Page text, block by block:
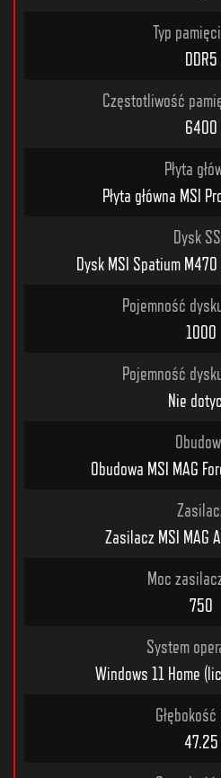
Typ
DDR5
Częstotliwość
6400
Płyta
Płyta główna MSI
Dysk
Dysk MSI Spatium M470
Pojemność
1000
Pojemność
Nie
Obudowa MSI MAG
Zasilacz MSI MAG
Moc
750
System
Windows 11 Home
47.25